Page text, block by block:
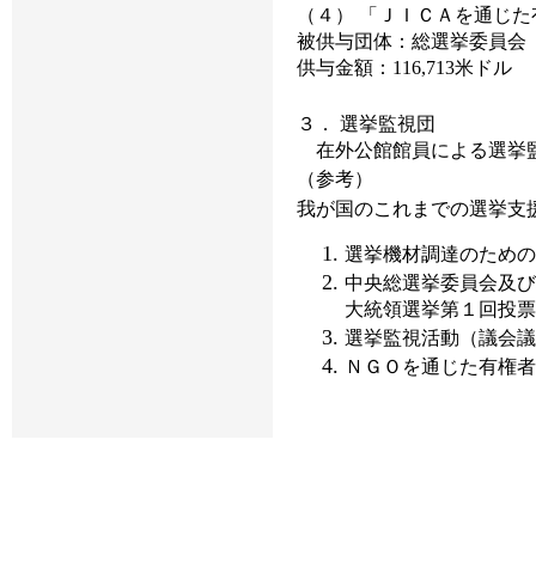
（４） 「ＪＩＣＡを通じ
被供与団体：総選挙委員会
供与金額：116,713米ドル
３． 選挙監視団
在外公館館員による選挙
（参考）
我が国のこれまでの選挙支
選挙機材調達のため
中央総選挙委員会及
大統領選挙第１回投
選挙監視活動（議会
ＮＧＯを通じた有権